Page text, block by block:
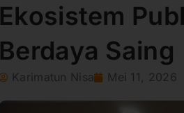
Ekosistem
Berdaya Saing
Karimatun Nisa Mei 11, 2026